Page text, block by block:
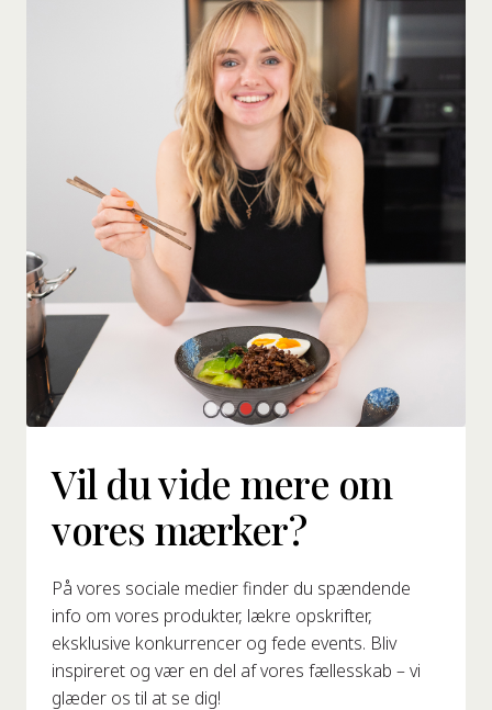
Vil du vide mere om
vores mærker?
På vores sociale medier finder du spændende
info om vores produkter, lækre opskrifter,
eksklusive konkurrencer og fede events. Bliv
inspireret og vær en del af vores fællesskab – vi
glæder os til at se dig!